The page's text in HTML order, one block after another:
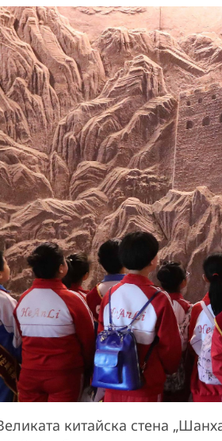
китайска стена